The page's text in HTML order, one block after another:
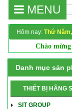
MENU
Hôm nay: Thứ Năm,
Chào
Danh mục sản
THIẾT BỊ HÃNG
SIT GROUP